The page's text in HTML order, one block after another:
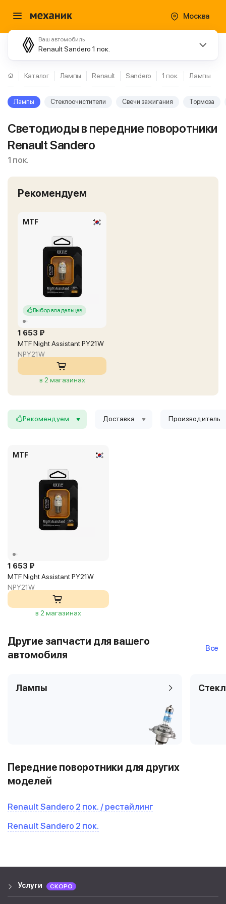
Москва
Ваш автомобиль
Renault Sandero 1 пок.
Каталог Лампы Renault Sandero 1 пок. Лампы
Лампы Стеклоочистители Свечи зажигания Тормоза
Светодиоды в передние поворотники
Renault Sandero
1 пок.
Рекомендуем
MTF
Выбор владельцев
1 653 ₽
MTF Night Assistant PY21W
NPY21W
в 2 магазинах
Рекомендуем Доставка Производитель
MTF
1 653 ₽
MTF Night Assistant PY21W
NPY21W
в 2 магазинах
Другие запчасти для вашего
автомобиля
Все
Лампы
Передние поворотники для других
моделей
Renault Sandero 2 пок. / рестайлинг
Renault Sandero 2 пок.
Услуги СКОРО